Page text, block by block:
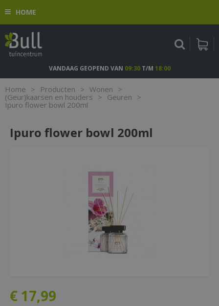
n
o
HOME
Home > Producten > Wonen >
(Geur)kaarsen en houders > Geuren >
Ipuro flower bowl 200ml
VANDAAG GEOPEND VAN 09:30T/M 18:00
Ipuro flower bowl 200ml
€ 17,99